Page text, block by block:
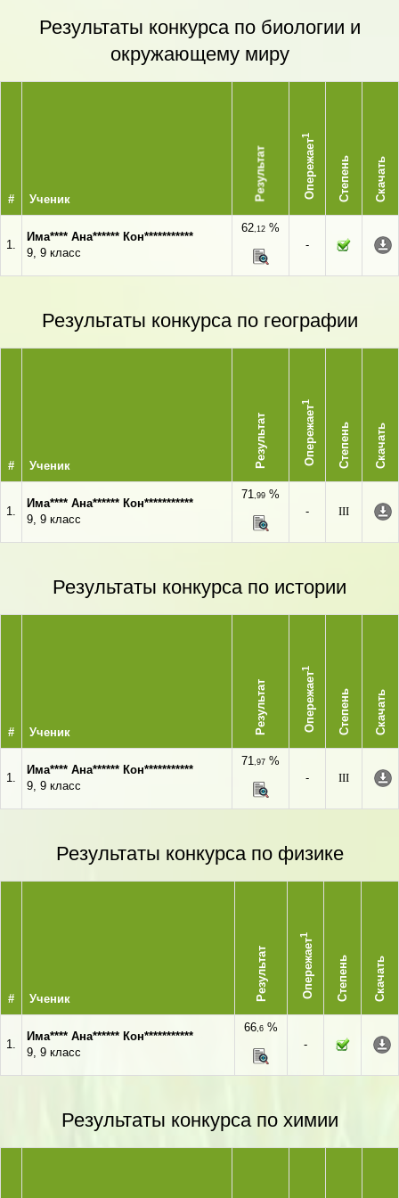
Результаты конкурса по биологии и
окружающему миру
# Ученик Результат Опережает
1
Степень Скачать
1.
Има**** Ана****** Кон***********
9, 9 класс
62,12 %
-
Результаты конкурса по географии
# Ученик Результат Опережает
1
Степень Скачать
1.
Има**** Ана****** Кон***********
9, 9 класс
71,99 %
-
III
Результаты конкурса по истории
# Ученик Результат Опережает
1
Степень Скачать
1.
Има**** Ана****** Кон***********
9, 9 класс
71,97 %
-
III
Результаты конкурса по физике
# Ученик Результат Опережает
1
Степень Скачать
1.
Има**** Ана****** Кон***********
9, 9 класс
66,6 %
-
Результаты конкурса по химии